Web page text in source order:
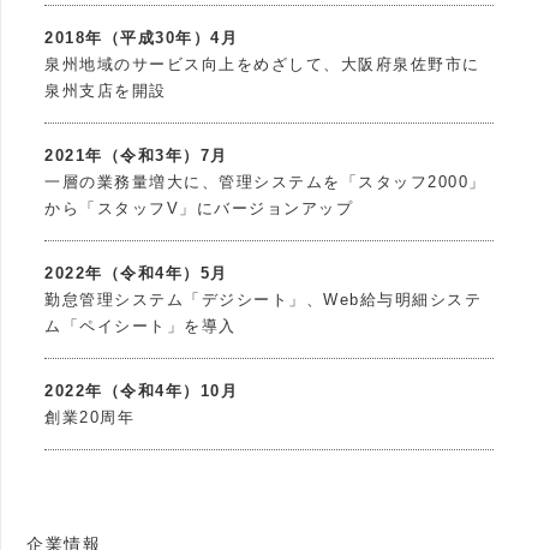
2018年（平成30年）4月
泉州地域のサービス向上をめざして、大阪府泉佐野市に
泉州支店を開設
2021年（令和3年）7月
一層の業務量増大に、管理システムを「スタッフ2000」
から「スタッフV」にバージョンアップ
2022年（令和4年）5月
勤怠管理システム「デジシート」、Web給与明細システ
ム「ペイシート」を導入
2022年（令和4年）10月
創業20周年
企業情報